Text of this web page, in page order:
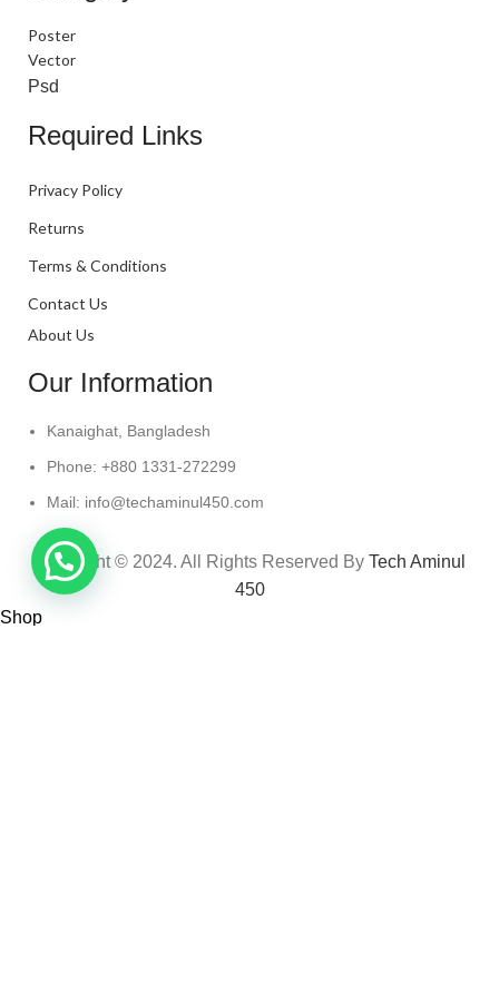
Poster
Vector
Psd
Required Links
Privacy Policy
Returns
Terms & Conditions
Contact Us
About Us
Our Information
Kanaighat, Bangladesh
Phone: +880 1331-272299
Mail: info@techaminul450.com
Copyright © 2024. All Rights Reserved By Tech Aminul
450
Shop